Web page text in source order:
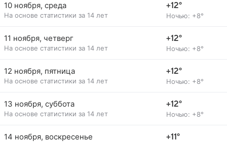
10 ноября, среда
На основе статистики за 14 лет
+12°
Ночью: +8°
11 ноября, четверг
На основе статистики за 14 лет
+12°
Ночью: +8°
12 ноября, пятница
На основе статистики за 14 лет
+12°
Ночью: +8°
13 ноября, суббота
На основе статистики за 14 лет
+12°
Ночью: +8°
14 ноября, воскресенье +11°